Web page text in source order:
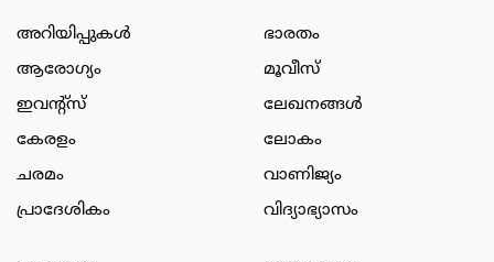
അറിയിപ്പുകള്‍
ആരോഗ്യം
ഇവന്റ്സ്
കേരളം
ചരമം
പ്രാദേശികം
ഭാരതം
മൂവീസ്
ലേഖനങ്ങള്‍
ലോകം
വാണിജ്യം
വിദ്യാഭ്യാസം